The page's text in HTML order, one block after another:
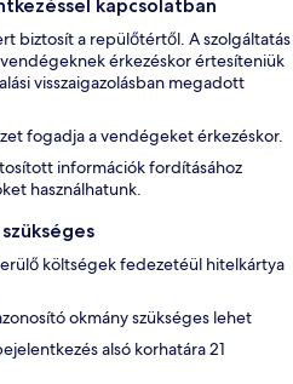
kapcsolatban
biztosít a repülőtértől. A szolgáltatás
érkezéskor értesíteniük
visszaigazolásban megadott
fogadja a vendégeket érkezéskor.
információk fordításához
használhatunk.
költségek fedezetéül hitelkártya
okmány szükséges lehet
alsó korhatára 21